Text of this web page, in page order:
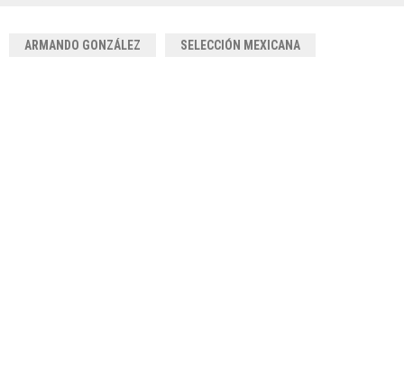
ARMANDO GONZÁLEZ SELECCIÓN MEXICANA